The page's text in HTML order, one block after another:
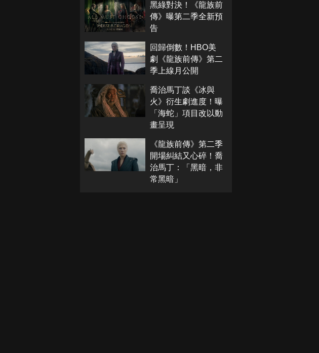
黑綠對決！《龍族前
傳》曝第二季全新預
告
回歸倒數！HBO美
劇《龍族前傳》第二
季上線月公開
喬治馬丁談《冰與
火》衍生劇進度！曝
「海蛇」項目改以動
畫呈現
《龍族前傳》第二季
開場糾結又心碎！喬
治馬丁：「黑暗，非
常黑暗」